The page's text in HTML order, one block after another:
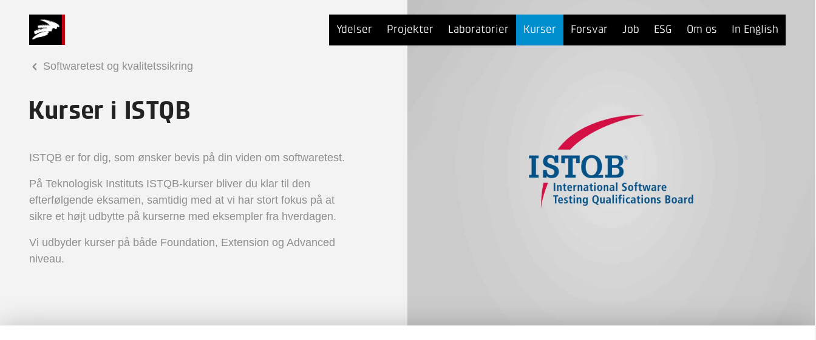
Ydelser Projekter Laboratorier Kurser Forsvar Job ESG Om os In English
Softwaretest og kvalitetssikring
Kurser i ISTQB
ISTQB er for dig, som ønsker bevis på din viden om softwaretest.
På Teknologisk Instituts ISTQB-kurser bliver du klar til den
efterfølgende eksamen, samtidig med at vi har stort fokus på at
sikre et højt udbytte på kurserne med eksempler fra hverdagen.
Vi udbyder kurser på både Foundation, Extension og Advanced
niveau.